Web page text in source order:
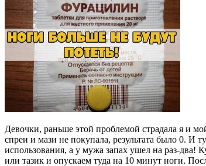
Девочки, раньше этой проблемой страдала я и
спреи и мази не покупала, результата было 0. И
использования, а у мужа запах ушел на раз-два!
или тазик и опускаем туда на 10 минут ноги.